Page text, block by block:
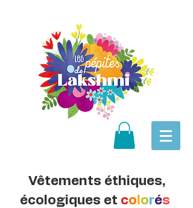
Vêtements éthiques,
écologiques et co orés